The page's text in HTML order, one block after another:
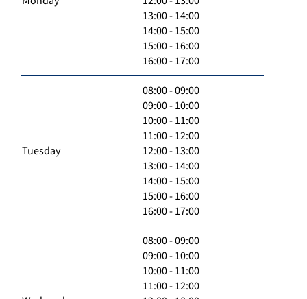
13:00 - 14:00
14:00 - 15:00
15:00 - 16:00
16:00 - 17:00
Tuesday
08:00 - 09:00
09:00 - 10:00
10:00 - 11:00
11:00 - 12:00
12:00 - 13:00
13:00 - 14:00
14:00 - 15:00
15:00 - 16:00
16:00 - 17:00
08:00 - 09:00
09:00 - 10:00
10:00 - 11:00
11:00 - 12:00